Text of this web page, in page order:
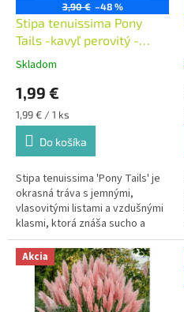
3,90 € –48 %
Stipa tenuissima Pony
Tails -kavyľ perovitý -
AKCIA
Skladom
1,99 €
Jednotková
cena:
1,99 € / 1 ks
Do košíka
Stipa tenuissima 'Pony Tails' je
okrasná tráva s jemnými,
vlasovitými listami a vzdušnými
klasmi, ktorá znáša sucho a
najlepšie rastie na plnom slnku.
Svetlozelené trsy sa počas
sezóny prefarbujú do zlatistých
odtieňov a pri každom závane
vetra sa rozvlnia.
Akcia